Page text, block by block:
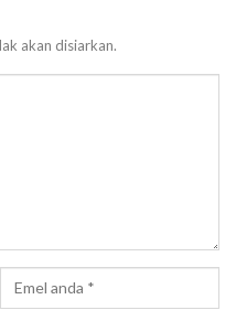
akan disiarkan.